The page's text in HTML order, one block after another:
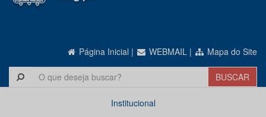
Página Inicial | WEBMAIL | Mapa do Site
Institucional